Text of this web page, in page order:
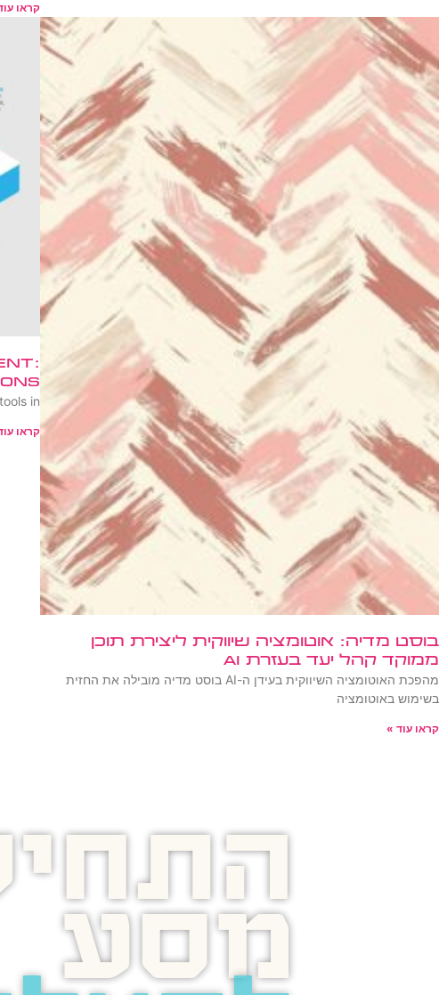
קראו
בוסט מדיה: אוטומציה שיווקית ליצירת תוכן
ממוקד קהל יעד בעזרת AI
מהפכת האוטומציה השיווקית בעידן ה-AI בוסט מדיה מובילה את החזית
בשימוש באוטומציה
קראו עוד »
in
קראו
מסע